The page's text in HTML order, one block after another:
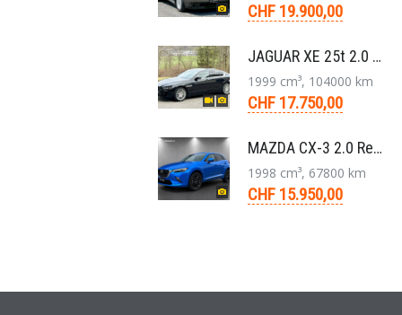
CHF 19.900,00
JAGUAR XE 25t 2.0 Portfolio AWD 8-Gang-Aut. 2018
1999 cm³, 104000 km
CHF 17.750,00
MAZDA CX-3 2.0 Revolution FWD Skyactiv Drive SUV 2017
1998 cm³, 67800 km
CHF 15.950,00